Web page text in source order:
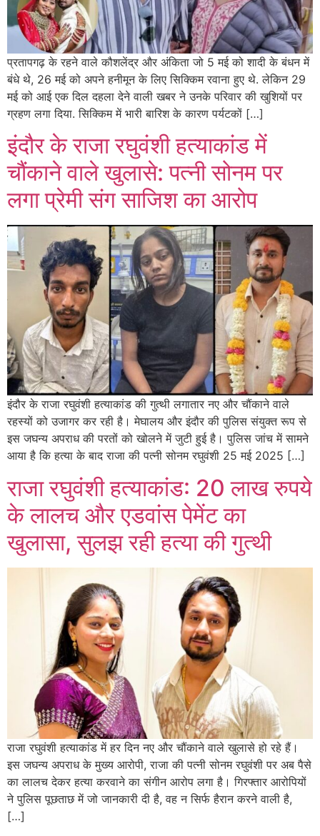
प्रतापगढ़ के रहने वाले कौशलेंद्र और अंकिता जो 5 मई को शादी के बंधन में
बंधे थे, 26 मई को अपने हनीमून के लिए सिक्किम रवाना हुए थे. लेकिन 29
मई को आई एक दिल दहला देने वाली खबर ने उनके परिवार की खुशियों पर
ग्रहण लगा दिया. सिक्किम में भारी बारिश के कारण पर्यटकों […]
इंदौर के राजा रघुवंशी हत्याकांड में
चौंकाने वाले खुलासे: पत्नी सोनम पर
लगा प्रेमी संग साजिश का आरोप
इंदौर के राजा रघुवंशी हत्याकांड की गुत्थी लगातार नए और चौंकाने वाले
रहस्यों को उजागर कर रही है। मेघालय और इंदौर की पुलिस संयुक्त रूप से
इस जघन्य अपराध की परतों को खोलने में जुटी हुई है। पुलिस जांच में सामने
आया है कि हत्या के बाद राजा की पत्नी सोनम रघुवंशी 25 मई 2025 […]
राजा रघुवंशी हत्याकांड: 20 लाख रुपये
के लालच और एडवांस पेमेंट का
खुलासा, सुलझ रही हत्या की गुत्थी
राजा रघुवंशी हत्याकांड में हर दिन नए और चौंकाने वाले खुलासे हो रहे हैं।
इस जघन्य अपराध के मुख्य आरोपी, राजा की पत्नी सोनम रघुवंशी पर अब पैसे
का लालच देकर हत्या करवाने का संगीन आरोप लगा है। गिरफ्तार आरोपियों
ने पुलिस पूछताछ में जो जानकारी दी है, वह न सिर्फ हैरान करने वाली है,
[…]